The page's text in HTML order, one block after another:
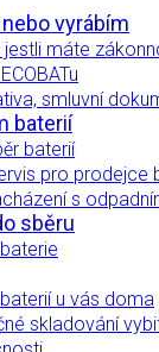
vyrábím
jestli máte
smluvní
baterií
baterií
pro prodejce
s
sběru
u vás doma
skladování